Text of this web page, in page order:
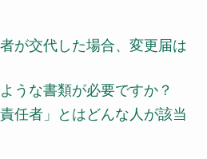
が交代した場合、変更届は
うな書類が必要ですか？
任者」とはどんな人が該当